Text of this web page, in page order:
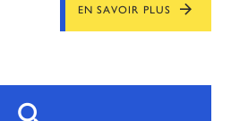
EN SAVOIR PLUS